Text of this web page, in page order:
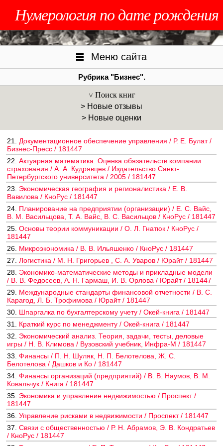
Нумерология по дате рождения
Меню сайта
Рубрика "Бизнес".
Поиск книг
> Новые отзывы
> Новые оценки
21. Документационное обеспечение управления / Р. Е. Булат /
Бизнес-Пресс / 181447
22. Актуарная математика. Оценка обязательств компании
страхования / А. А. Кудрявцев / Издательство Санкт-
Петербургского университета / 2005 / 181447
23. Экономическая география и регионалистика / Е. В.
Вавилова / КноРус / 181447
24. Планирование на предприятии (организации) / Е. С. Вайс,
В. М. Васильцова, Т. А. Вайс, В. С. Васильцов / КноРус / 181447
25. Основы теории коммуникации / О. Л. Гнатюк / КноРус /
181447
26. Микроэкономика / В. В. Ильяшенко / КноРус / 181447
27. Логистика / М. Н. Григорьев , С. А. Уваров / Юрайт / 181447
28. Экономико-математические методы и прикладные модели
/ В. В. Федосеев, А. Н. Гармаш, И. В. Орлова / Юрайт / 181447
29. Международные стандарты финансовой отчетности / В. С.
Карагод, Л. Б. Трофимова / Юрайт / 181447
30. Шпаргалка по бухгалтерскому учету / Окей-книга / 181447
31. Краткий курс по менеджменту / Окей-книга / 181447
32. Экономический анализ. Теория, задачи, тесты, деловые
игры / Н. В. Климова / Вузовский учебник, Инфра-М / 181447
33. Финансы / П. Н. Шуляк, Н. П. Белотелова, Ж. С.
Белотелова / Дашков и Ко / 181447
34. Финансы организаций (предприятий) / В. В. Наумов, В. М.
Ковальчук / Книга / 181447
35. Экономика и управление недвижимостью / Проспект /
181447
36. Управление рисками в недвижимости / Проспект / 181447
37. Связи с общественностью / Р. Н. Абрамов, Э. В. Кондратьев
/ КноРус / 181447